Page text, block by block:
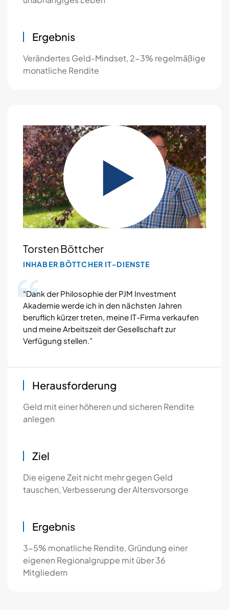
Ergebnis
Verändertes Geld-Mindset, 2-3% regelmäßige
monatliche Rendite
Torsten Böttcher
INHABER BÖTTCHER IT-DIENSTE
“Dank der Philosophie der PJM Investment
Akademie werde ich in den nächsten Jahren
beruflich kürzer treten, meine IT-Firma verkaufen
und meine Arbeitszeit der Gesellschaft zur
Verfügung stellen.”
Herausforderung
Geld mit einer höheren und sicheren Rendite
anlegen
Ziel
Die eigene Zeit nicht mehr gegen Geld
tauschen, Verbesserung der Altersvorsorge
Ergebnis
3-5% monatliche Rendite, Gründung einer
eigenen Regionalgruppe mit über 36
Mitgliedern